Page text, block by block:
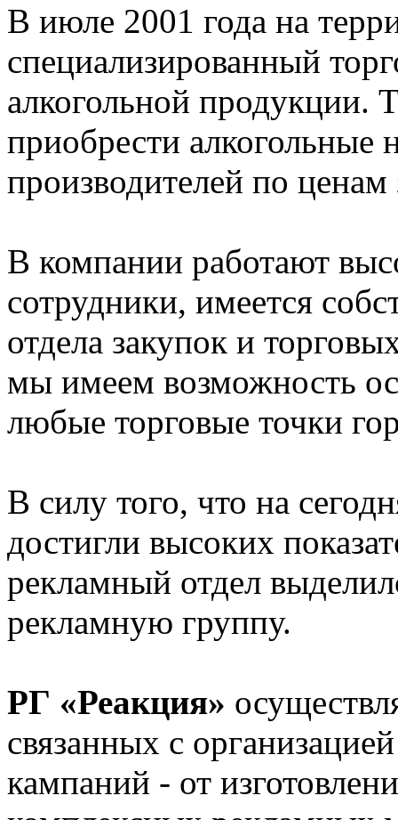
В июле 2001 года на
специализированный
алкогольной продукции.
приобрести алкогольные
производителей по
В компании работают
сотрудники, имеется
отдела закупок и
мы имеем возможность
любые торговые точки
В силу того, что на
достигли высоких
рекламный отдел
рекламную группу.
РГ «Реакция»
связанных с
кампаний - от